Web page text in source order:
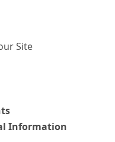
Site
Information